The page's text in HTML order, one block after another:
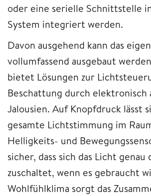
oder eine serielle Schnittstelle
System integriert werden.
Davon ausgehend kann das
vollumfassend ausgebaut
bietet Lösungen zur
Beschattung durch elektronisch
Jalousien. Auf Knopfdruck lässt
gesamte Lichtstimmung im
Helligkeits- und
sicher, dass sich das Licht genau
zuschaltet, wenn es gebraucht
Wohlfühlklima sorgt das